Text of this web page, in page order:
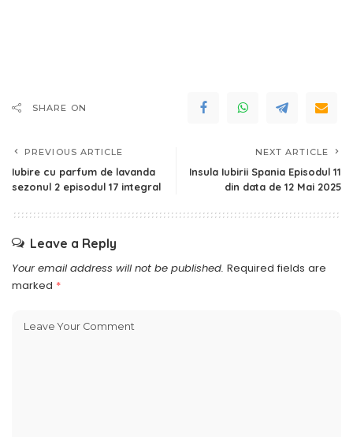
SHARE ON
PREVIOUS ARTICLE
Iubire cu parfum de lavanda
sezonul 2 episodul 17 integral
NEXT ARTICLE
Insula Iubirii Spania Episodul 11
din data de 12 Mai 2025
Leave a Reply
Your email address will not be published. Required fields are
marked *